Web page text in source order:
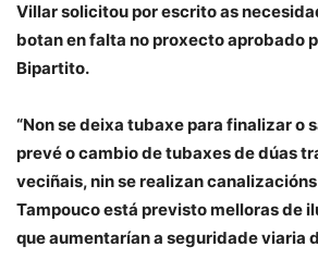
Villar solicitou por escrito as
botan en falta no proxecto aprobado
Bipartito.
“Non se deixa tubaxe para finalizar o
prevé o cambio de tubaxes de dúas
veciñais, nin se realizan
Tampouco está previsto melloras de
que aumentarían a seguridade viaria